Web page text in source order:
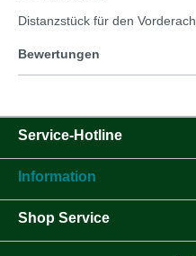
Distanzstück für den
Bewertungen
Service-Hotline
Information
Shop Service